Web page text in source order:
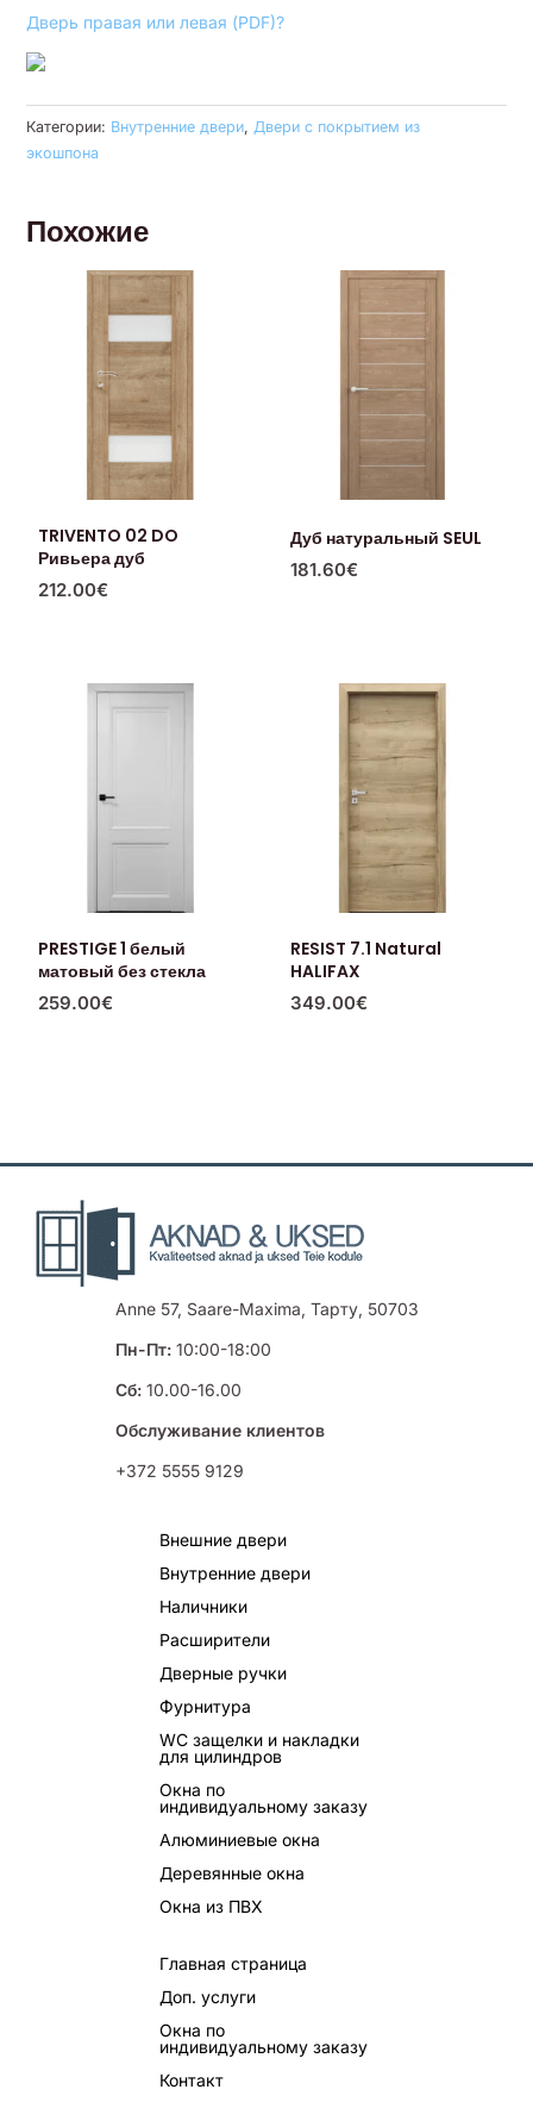
Дверь правая или левая (PDF)?
Категории: Внутренние двери, Двери с покрытием из
экошпона
Похожие
TRIVENTO 02 DO
Ривьера дуб
212.00€
Дуб натуральный SEUL
181.60€
PRESTIGE 1 белый
матовый без стекла
259.00€
RESIST 7.1 Natural
HALIFAX
349.00€
Anne 57, Saare-Maxima, Тарту, 50703
Пн-Пт:10:00-18:00
Сб:10.00-16.00
Обслуживание клиентов
+372 5555 9129
Внешние двери
Внутренние двери
Наличники
Расширители
Дверные ручки
Фурнитура
WC защелки и накладки
для цилиндров
Окна по
индивидуальному заказу
Алюминиевые окна
Деревянные окна
Окна из ПВХ
Главная страница
Доп. услуги
Окна по
индивидуальному заказу
Контакт